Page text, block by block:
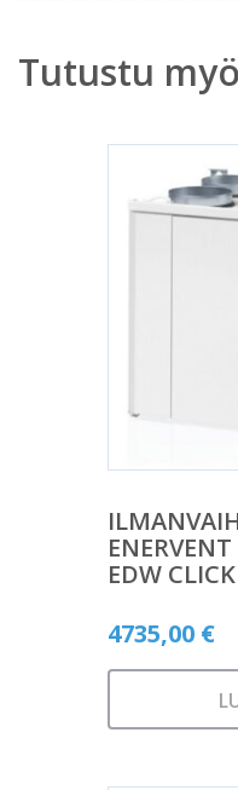
Tutustu
EDW
4735,00 €